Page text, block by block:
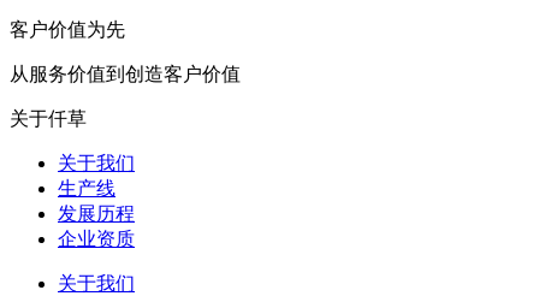
客户价值为先
从服务价值到创造客户价值
关于仟草
关于我们
生产线
发展历程
企业资质
关于我们